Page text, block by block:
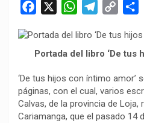
c
e
o
o
k
W
a
t
A
p
p
l
e
r
a
m
p
y
i
n
k
p
r
t
i
Portada del libro ‘De tus
‘De tus hijos con íntimo amor’
páginas, con el cual, varios
Calvas, de la provincia de Loja,
Cariamanga, que el pasado 14